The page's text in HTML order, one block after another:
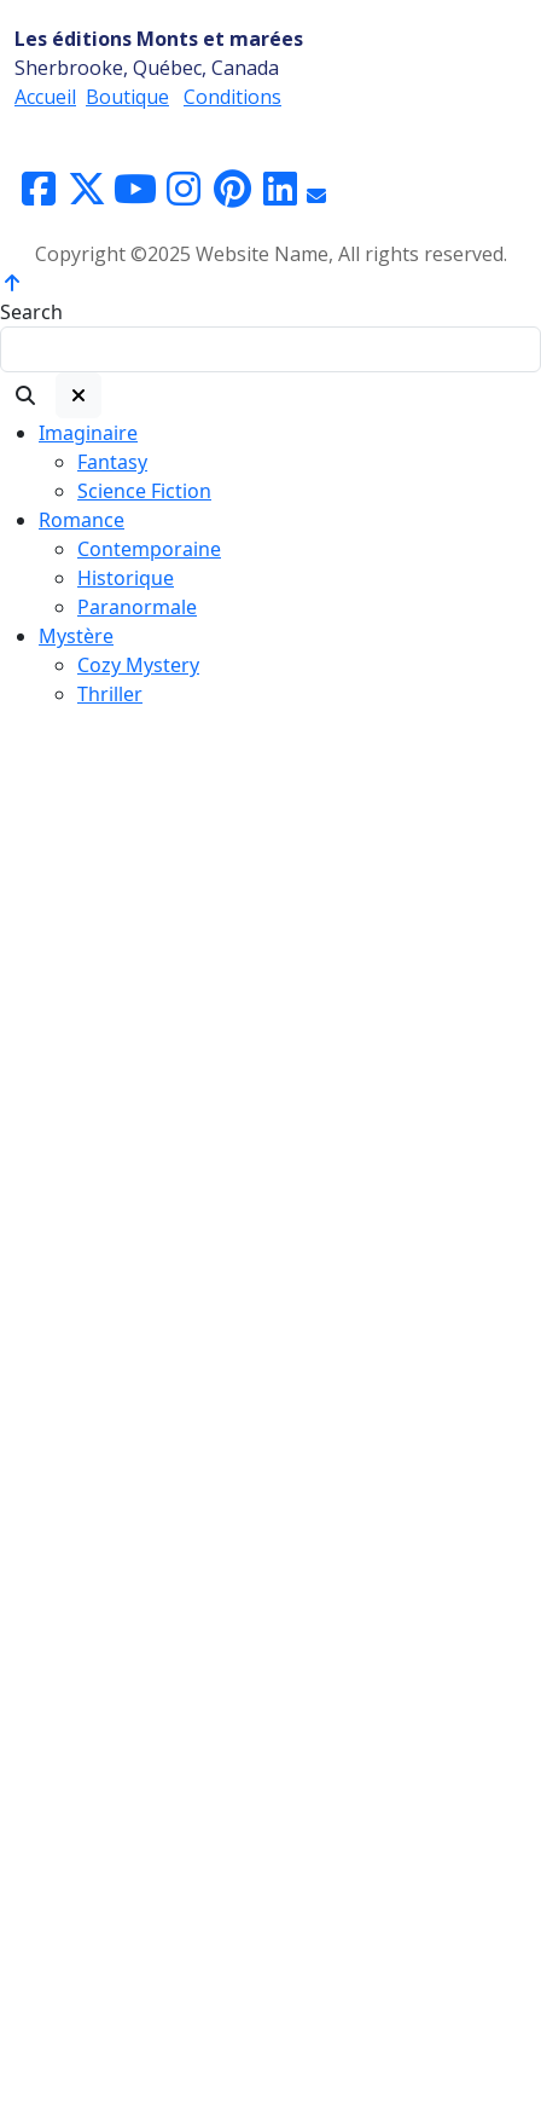
Les éditions Monts et marées
Sherbrooke, Québec, Canada
Accueil Boutique Conditions
Copyright ©2025 Website Name, All rights reserved.
Search
Imaginaire
Fantasy
Science Fiction
Romance
Contemporaine
Historique
Paranormale
Mystère
Cozy Mystery
Thriller